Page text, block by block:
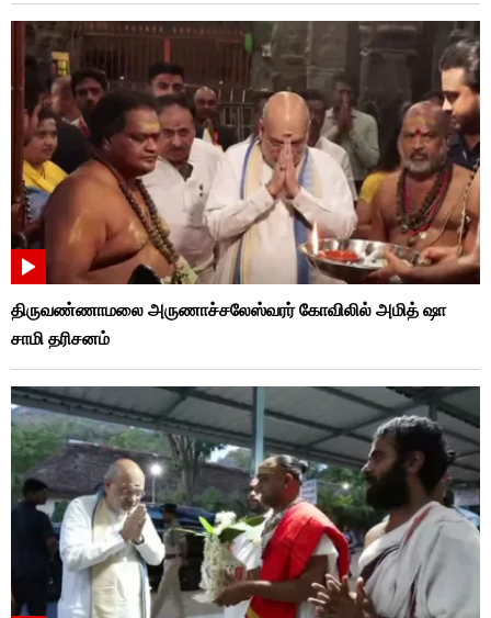
திருவண்ணாமலை அருணாச்சலேஸ்வரர் கோவிலில் அமித் ஷா
சாமி தரிசனம்